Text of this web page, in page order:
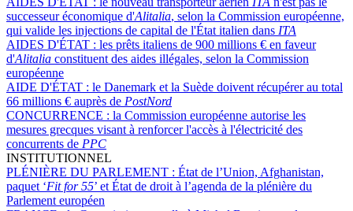
successeur économique d'Alitalia, selon la Commission européenne,
qui valide les injections de capital de l'État italien dans ITA
AIDES D'ÉTAT : les prêts italiens de 900 millions € en faveur
d'Alitalia constituent des aides illégales, selon la Commission
européenne
AIDE D'ÉTAT : le Danemark et la Suède doivent récupérer au total
66 millions € auprès de PostNord
CONCURRENCE : la Commission européenne autorise les
mesures grecques visant à renforcer l'accès à l'électricité des
concurrents de PPC
INSTITUTIONNEL
PLÉNIÈRE DU PARLEMENT : État de l’Union, Afghanistan,
paquet ‘Fit for 55’ et État de droit à l’agenda de la plénière du
Parlement européen